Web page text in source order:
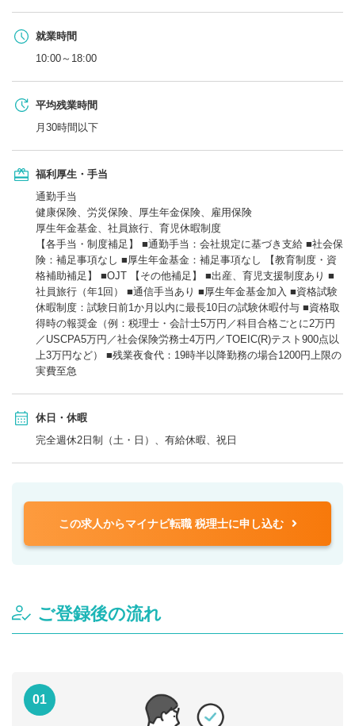
就業時間
10:00～18:00
平均残業時間
月30時間以下
福利厚生・手当
通勤手当
健康保険、労災保険、厚生年金保険、雇用保険
厚生年金基金、社員旅行、育児休暇制度
【各手当・制度補足】 ■通勤手当：会社規定に基づき支給 ■社会保
険：補足事項なし ■厚生年金基金：補足事項なし 【教育制度・資
格補助補足】 ■OJT 【その他補足】 ■出産、育児支援制度あり ■
社員旅行（年1回） ■通信手当あり ■厚生年金基金加入 ■資格試験
休暇制度：試験日前1か月以内に最長10日の試験休暇付与 ■資格取
得時の報奨金（例：税理士・会計士5万円／科目合格ごとに2万円
／USCPA5万円／社会保険労務士4万円／TOEIC(R)テスト900点以
上3万円など） ■残業夜食代：19時半以降勤務の場合1200円上限の
実費至急
休日・休暇
完全週休2日制（土・日）、有給休暇、祝日
この求人からマイナビ転職 税理士に申し込む
ご登録後の流れ
01